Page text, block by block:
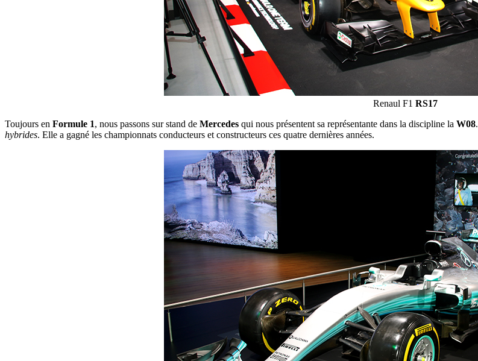
Renaul F1 RS17
Toujours en Formule 1, nous passons sur stand de Mercedes qui nous présentent sa représentante dans la discipline la W08.
hybrides. Elle a gagné les championnats conducteurs et constructeurs ces quatre dernières années.